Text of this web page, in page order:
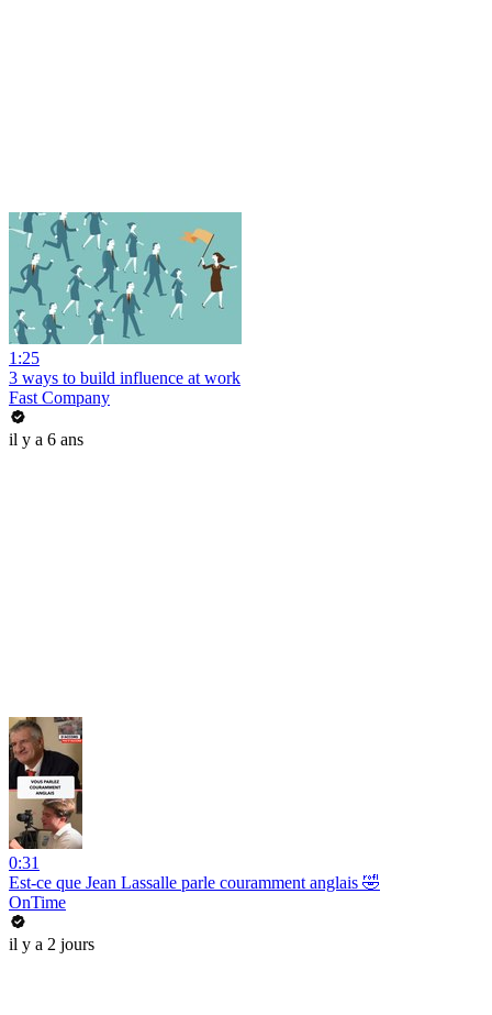
1:25
3 ways to build influence at work
Fast Company
il y a 6 ans
0:31
Est-ce que Jean Lassalle parle couramment anglais 🤣
OnTime
il y a 2 jours